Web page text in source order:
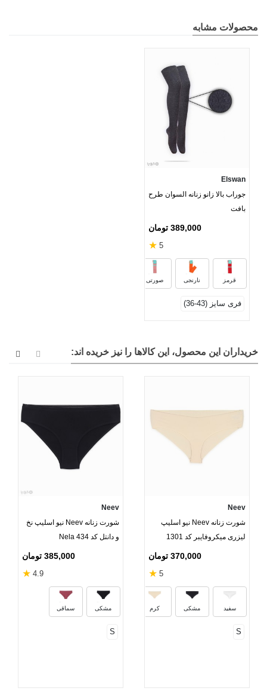
محصولات مشابه
Elswan
جوراب بالا زانو زنانه السوان طرح
بافت
389,000 تومان
5
★
قرمز نارنجی صورتی
فری سایز (43-36)
خریداران این محصول، این کالاها را نیز خریده اند:
Neev
شورت زنانه Neev نیو اسلیپ
لیزری میکروفایبر کد 1301
370,000 تومان
5
★
سفید مشکی کرم
S
Neev
شورت زنانه Neev نیو اسلیپ نخ
و دانتل کد Nela 434
385,000 تومان
4.9
★
مشکی سماقی
S